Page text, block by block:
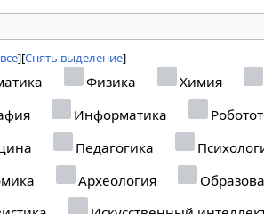
Снять выделение
Физика Химия
Информатика
Педагогика
Археология